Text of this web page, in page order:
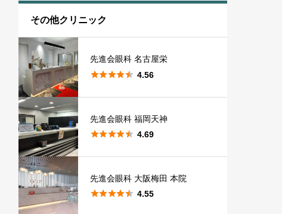
その他クリニック
先進会眼科 名古屋栄
 4.56
先進会眼科 福岡天神
 4.69
先進会眼科 大阪梅田 本院
 4.55